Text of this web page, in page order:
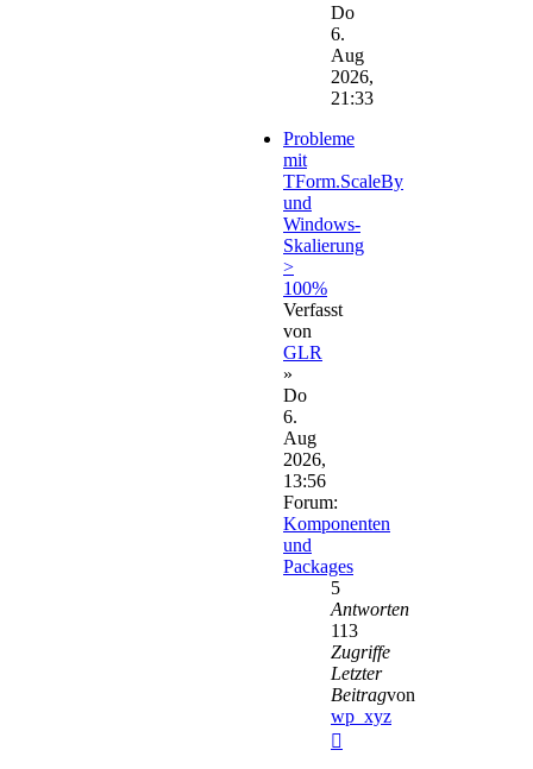
Beitrag
Do
6.
Aug
2026,
21:33
Probleme
mit
TForm.ScaleBy
und
Windows-
Skalierung
>
100%
Verfasst
von
GLR
»
Do
6.
Aug
2026,
13:56
Forum:
Komponenten
und
Packages
5
Antworten
113
Zugriffe
Letzter
Beitragvon
wp_xyz